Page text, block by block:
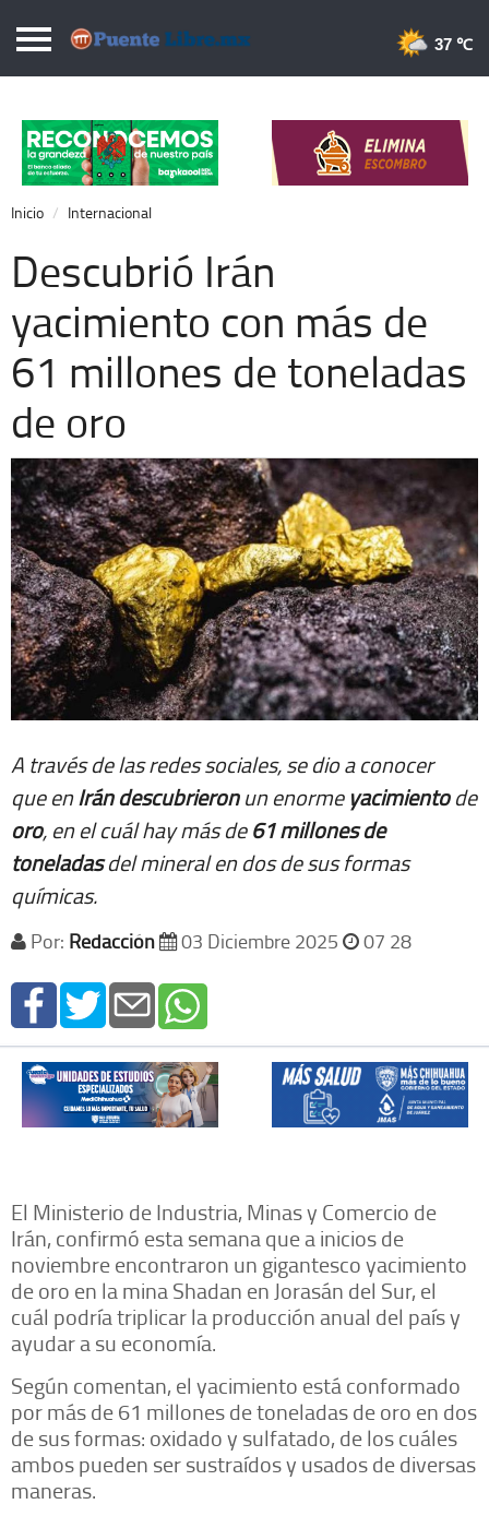
Puentelibre.mx
Local
Nacional
Opinión
Cronos
Economía
Espectáculos
Extra +
37 ℃
Inicio Internacional
Descubrió Irán
yacimiento con más de
61 millones de toneladas
de oro
A través de las redes sociales, se dio a conocer
que enIrándescubrieronun enorme yacimientode
oro, en el cuál hay más de61 millones de
toneladasdel mineral en dos de sus formas
químicas.
Por: Redacción 03 Diciembre 2025 07 28
El Ministerio de Industria, Minas y Comercio de
Irán, confirmó esta semana que a inicios de
noviembre encontraron un gigantesco yacimiento
de oro en la mina Shadan en Jorasán del Sur, el
cuál podría triplicar la producción anual del país y
ayudar a su economía.
Según comentan, el yacimiento está conformado
por más de 61 millones de toneladas de oro en dos
de sus formas: oxidado y sulfatado, de los cuáles
ambos pueden ser sustraídos y usados de diversas
maneras.